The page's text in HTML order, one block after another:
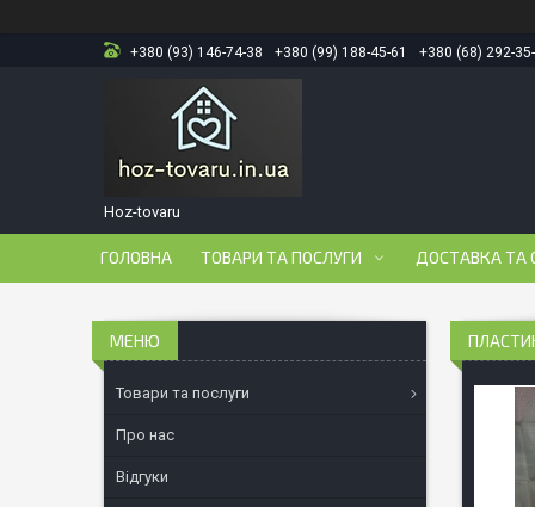
+380 (93) 146-74-38 +380 (99) 188-45-61 +380 (68) 292-
Hoz-tovaru
ГОЛОВНА ТОВАРИ ТА ПОСЛУГИ ДОСТАВКА ТА
Товари та послуги
Про нас
Відгуки